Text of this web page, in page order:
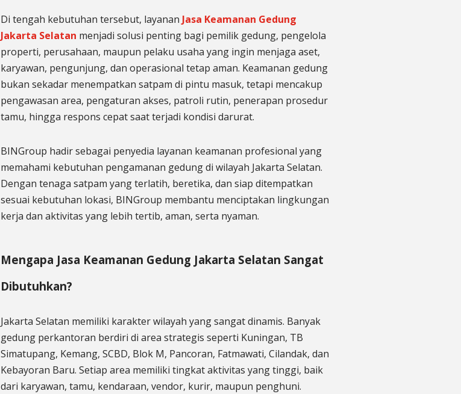
Di tengah kebutuhan tersebut, layanan Jasa Keamanan Gedung
Jakarta Selatan menjadi solusi penting bagi pemilik gedung, pengelola
properti, perusahaan, maupun pelaku usaha yang ingin menjaga aset,
karyawan, pengunjung, dan operasional tetap aman. Keamanan gedung
bukan sekadar menempatkan satpam di pintu masuk, tetapi mencakup
pengawasan area, pengaturan akses, patroli rutin, penerapan prosedur
tamu, hingga respons cepat saat terjadi kondisi darurat.
BINGroup hadir sebagai penyedia layanan keamanan profesional yang
memahami kebutuhan pengamanan gedung di wilayah Jakarta Selatan.
Dengan tenaga satpam yang terlatih, beretika, dan siap ditempatkan
sesuai kebutuhan lokasi, BINGroup membantu menciptakan lingkungan
kerja dan aktivitas yang lebih tertib, aman, serta nyaman.
Mengapa Jasa Keamanan Gedung Jakarta Selatan Sangat
Dibutuhkan?
Jakarta Selatan memiliki karakter wilayah yang sangat dinamis. Banyak
gedung perkantoran berdiri di area strategis seperti Kuningan, TB
Simatupang, Kemang, SCBD, Blok M, Pancoran, Fatmawati, Cilandak, dan
Kebayoran Baru. Setiap area memiliki tingkat aktivitas yang tinggi, baik
dari karyawan, tamu, kendaraan, vendor, kurir, maupun penghuni.